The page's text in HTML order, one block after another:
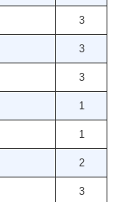
3
3
3
1
1
2
3